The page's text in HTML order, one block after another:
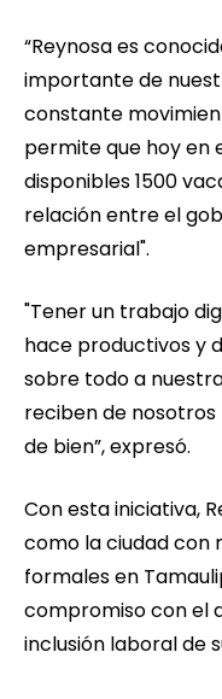
“Reynosa es
importante de
constante
permite que hoy en
disponibles 1500
relación entre el
empresarial".
"Tener un trabajo
hace productivos y
sobre todo a
reciben de nosotros
de bien”, expresó.
Con esta iniciativa,
como la ciudad con
formales en
compromiso con el
inclusión laboral de